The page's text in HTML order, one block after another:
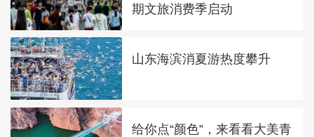
期文旅消费季启动
山东海滨消夏游热度攀升
给你点“颜色”，来看看大美青